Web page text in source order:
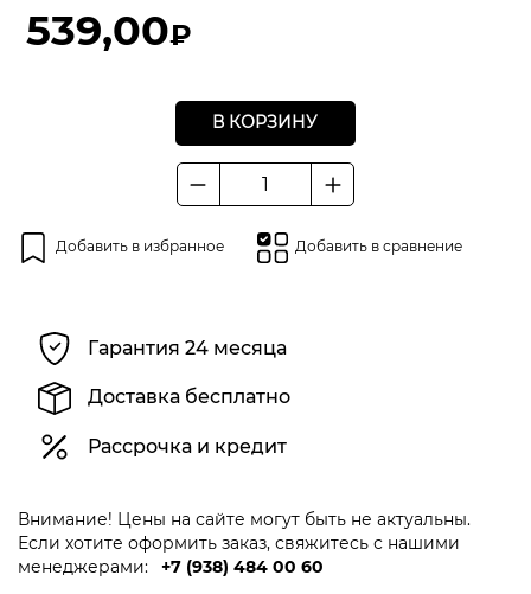
539,00₽
Количество
Бутылка
для
1
262000000001
В КОРЗИНУ
Добавить в избранное Добавить в сравнение
Гарантия 24 месяца
Доставка бесплатно
Рассрочка и кредит
Внимание! Цены на сайте могут быть не актуальны.
Если хотите оформить заказ, свяжитесь с нашими
менеджерами:
+7 (938) 484 00 60